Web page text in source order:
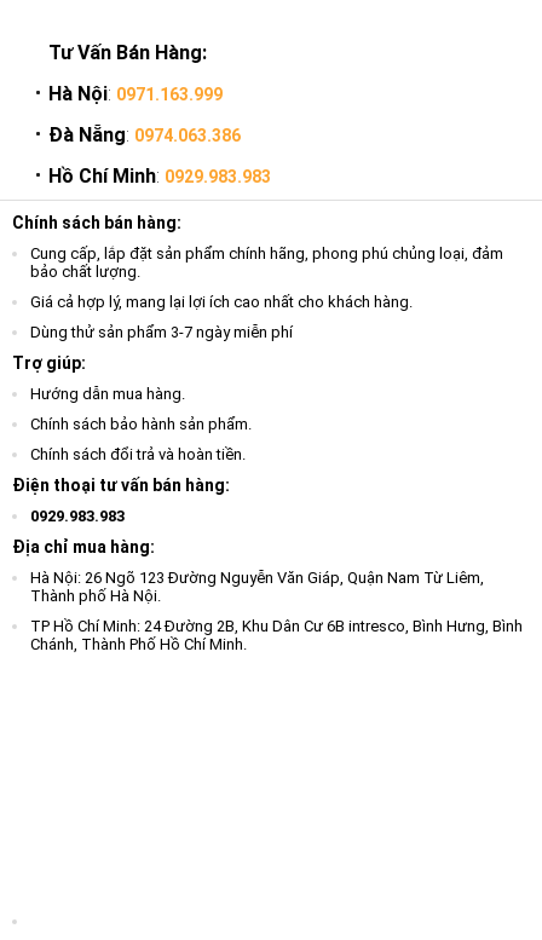
Tư Vấn Bán Hàng:
Hà Nội: 0971.163.999
Đà Nẵng: 0974.063.386
Hồ Chí Minh: 0929.983.983
Chính sách bán hàng:
Cung cấp, lắp đặt sản phẩm chính hãng, phong phú chủng loại, đảm
bảo chất lượng.
Giá cả hợp lý, mang lại lợi ích cao nhất cho khách hàng.
Dùng thử sản phẩm 3-7 ngày miễn phí
Trợ giúp:
Hướng dẫn mua hàng.
Chính sách bảo hành sản phẩm.
Chính sách đổi trả và hoàn tiền.
Điện thoại tư vấn bán hàng:
0929.983.983
Địa chỉ mua hàng:
Hà Nội: 26 Ngõ 123 Đường Nguyễn Văn Giáp, Quận Nam Từ Liêm,
Thành phố Hà Nội.
TP Hồ Chí Minh: 24 Đường 2B, Khu Dân Cư 6B intresco, Bình Hưng, Bình
Chánh, Thành Phố Hồ Chí Minh.